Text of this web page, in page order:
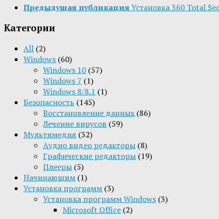
Предыдущая публикация Установка 360 Total
Категории
All (2)
Windows (60)
Windows 10 (57)
Windows 7 (1)
Windows 8/8.1 (1)
Безопасность (145)
Восстановление данных (86)
Лечение вирусов (59)
Мультимедия (32)
Aудио видео редакторы (8)
Графические редакторы (19)
Плееры (5)
Начинающим (1)
Установка программ (3)
Установка программ Windows (3)
Microsoft Office (2)